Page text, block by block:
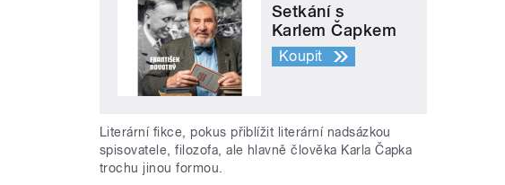
Setkání s
Karlem Čapkem
Koupit
Literární fikce, pokus přiblížit literární nadsázkou
spisovatele, filozofa, ale hlavně člověka Karla Čapka
trochu jinou formou.